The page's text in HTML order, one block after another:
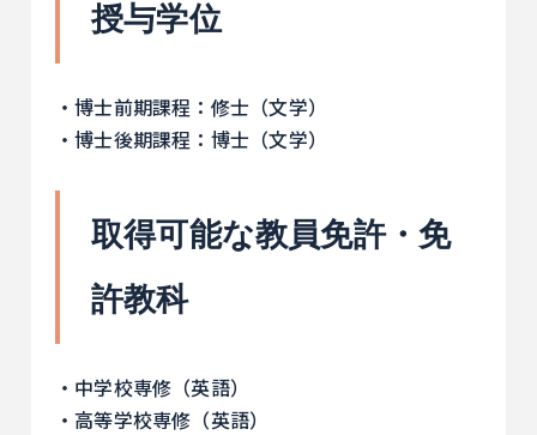
授与学位
・博士前期課程：修士（文学）
・博士後期課程：博士（文学）
取得可能な教員免許・免
許教科
・中学校専修（英語）
・高等学校専修（英語）